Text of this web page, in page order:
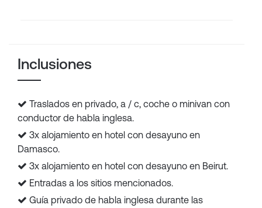
Inclusiones
Traslados en privado, a / c, coche o minivan con
conductor de habla inglesa.
3x alojamiento en hotel con desayuno en
Damasco.
3x alojamiento en hotel con desayuno en Beirut.
Entradas a los sitios mencionados.
Guía privado de habla inglesa durante las